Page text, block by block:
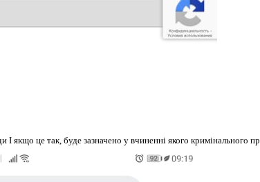
якщо це так, буде зазначено у вчиненні якого кримінального